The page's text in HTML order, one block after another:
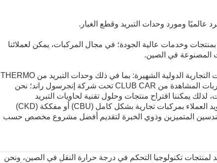
عالميًا ومورد وحدات التبريد وقطع الغيار.
وخدمات عالية الجودة؛ في مجال المركبات، يمكن لعملائنا
المصنوعة في الصين.
الدولية الشهيرة: بما في ذلك وحدات التبريد من THERMO
المشاهدة من CLUB CAR تحت شركة إنجرسول راند؛ نحن
لذلك يمكننا اقتراح منتجات وحلول تقنية لحاويات التبريد
والمقطورات المبردة والشاحنات من CIMC؛ يمكننا تزويد العملاء بمركبات تجارية بشكل كامل (CBU) أو مفككة (CKD)
المتميزين وذوي الخبرة لتقديم أفضل مشروع مخصص حسب
تكنولوجيا التحكم في درجة حرارة النقل في الصين، ونحن